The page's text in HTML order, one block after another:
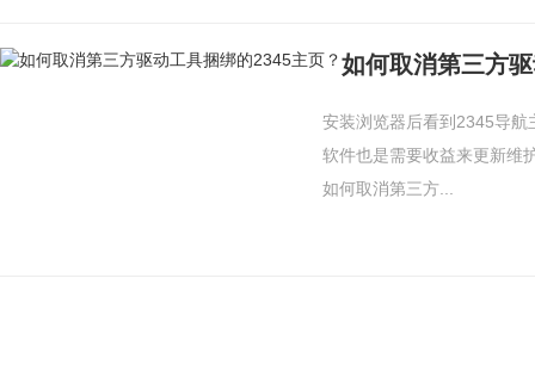
如何取消第三方
安装浏览器后看到2345导航
软件也是需要收益来更新维
如何取消第三方...